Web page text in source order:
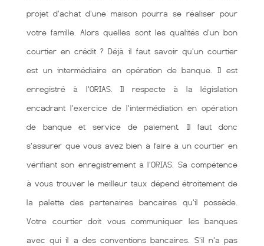
projet d'achat d'une maison pourra se réaliser pour
votre famille. Alors quelles sont les qualités d'un bon
courtier en crédit ? Déjà il faut savoir qu'un courtier
est un intermédiaire en opération de banque. Il est
enregistré à l'ORIAS. Il respecte à la législation
encadrant l'exercice de l'intermédiation en opération
de banque et service de paiement. Il faut donc
s'assurer que vous avez bien à faire à un courtier en
vérifiant son enregistrement à l'ORIAS. Sa compétence
à vous trouver le meilleur taux dépend étroitement de
la palette des partenaires bancaires qu'il possède.
Votre courtier doit vous communiquer les banques
avec qui il a des conventions bancaires. S'il n'a pas